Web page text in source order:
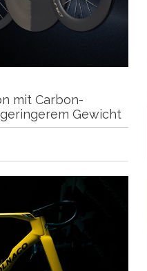
mit Carbon-
Gewicht